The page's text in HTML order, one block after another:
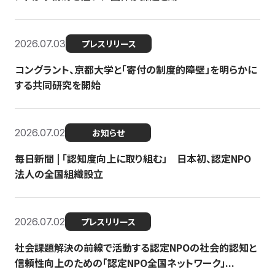
2026.07.03 プレスリリース
コングラント、京都大学と「寄付の制度的障壁」を明らかに
する共同研究を開始
2026.07.02 お知らせ
毎日新聞 | 「認知度向上に取り組む」 日本初、認定NPO
法人の全国組織設立
2026.07.02 プレスリリース
社会課題解決の前線で活動する認定NPOの社会的認知と
信頼性向上のための「認定NPO全国ネットワーク」...